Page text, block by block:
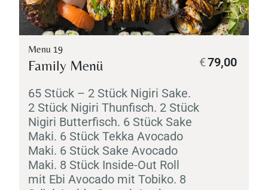
Menu 19
Family Menü
65 Stück – 2 Stück Nigiri Sake.
2 Stück Nigiri Thunfisch. 2 Stück
Nigiri Butterfisch. 6 Stück Sake
Maki. 6 Stück Tekka Avocado
Maki. 6 Stück Sake Avocado
Maki. 8 Stück Inside-Out Roll
mit Ebi Avocado mit Tobiko. 8
79,00
€